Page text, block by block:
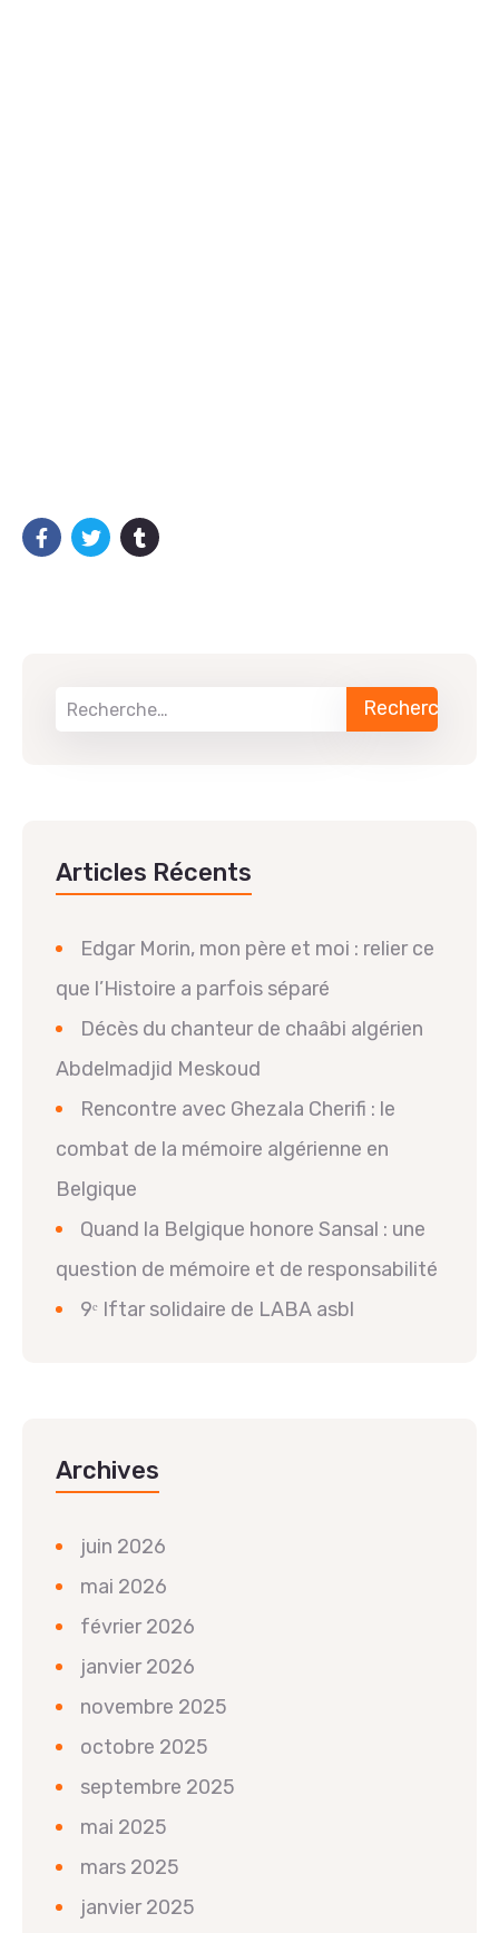
Articles Récents
Edgar Morin, mon père et moi : relier ce
que l’Histoire a parfois séparé
Décès du chanteur de chaâbi algérien
Abdelmadjid Meskoud
Rencontre avec Ghezala Cherifi : le
combat de la mémoire algérienne en
Belgique
Quand la Belgique honore Sansal : une
question de mémoire et de responsabilité
9ᵉ Iftar solidaire de LABA asbl
Archives
juin 2026
mai 2026
février 2026
janvier 2026
novembre 2025
octobre 2025
septembre 2025
mai 2025
mars 2025
janvier 2025